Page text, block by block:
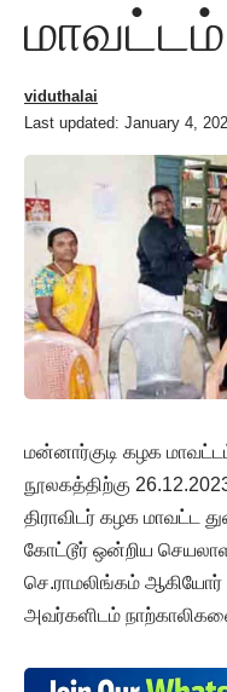
மாவட்டம்
Last updated: January 4,
viduthalai
மன்னார்குடி கழக
நூலகத்திற்கு
திராவிடர் கழக மாவட்ட
கோட்டூர் ஒன்றிய
செ.ராமலிங்கம் ஆகியோர்
அவர்களிடம்